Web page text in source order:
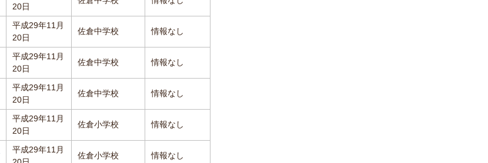
20日
平成29年11月
20日
佐倉中学校 情報なし
平成29年11月
20日
佐倉中学校 情報なし
平成29年11月
20日
佐倉中学校 情報なし
平成29年11月
20日
佐倉小学校 情報なし
平成29年11月
佐倉小学校 情報なし